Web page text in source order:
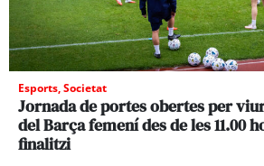
Esports,Societat
Jornada de portes obertes per
del Barça femení des de les 11.00
finalitzi